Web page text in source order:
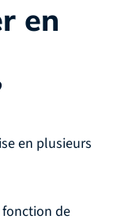
en
en plusieurs
fonction de